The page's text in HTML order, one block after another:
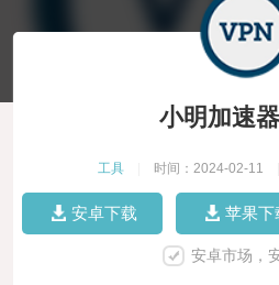
小明加速
工具 时间：2024-02-11
安卓下载 苹果下
安卓市场，